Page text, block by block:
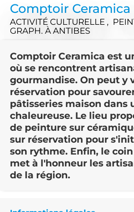
Comptoir Ceramica
ACTIVITÉ CULTURELLE ,
GRAPH. À ANTIBES
Comptoir Ceramica est
où se rencontrent
gourmandise. On peut y
réservation pour
pâtisseries maison dans
chaleureuse. Le lieu
de peinture sur
sur réservation pour
son rythme. Enfin, le
met à l'honneur les
de la région.